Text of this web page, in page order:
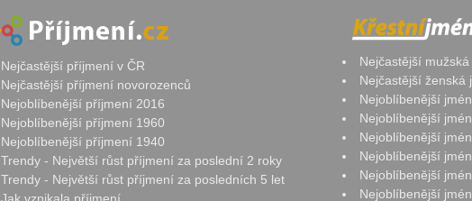
Nejčastější příjmení v ČR
Nejčastější příjmení novorozenců
Nejoblíbenější příjmení 2016
Nejoblíbenější příjmení 1960
Nejoblíbenější příjmení 1940
Trendy - Největší růst příjmení za poslední 2 roky
Trendy - Největší růst příjmení za posledních 5 let
Nejčastější
Nejčastější ženská
Nejoblíbenější
Nejoblíbenější
Nejoblíbenější
Nejoblíbenější
Nejoblíbenější
Nejoblíbenější